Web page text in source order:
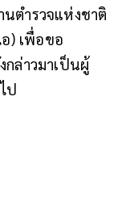
นตำรวจแห่งชาติ
) เพื่อขอ
ล่าวมาเป็นผู้
ป